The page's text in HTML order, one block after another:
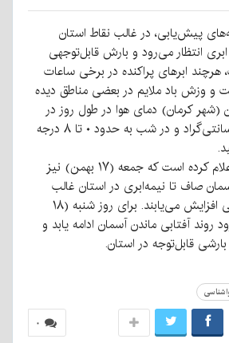
پیش‌یابی، در غالب نقاط استان
انتظار می‌رود و بارش قابل‌توجهی
ابرهای پراکنده در برخی ساعات
وزش باد ملایم در بعضی مناطق دیده
(شهر کرمان) دمای هوا در طول روز در
حدود ۱۴ تا ۱۹ درجه سانتی‌گراد و در شب به حدود ۰ تا ۸ درجه
هواشناسی همچنین اعلام کرده است که جمعه (۱۷ بهمن) نیز
صاف تا نیمه‌ابری در استان غالب
خواهد بود و دماها کمی افزایش می‌یابند. برای روز شنبه (۱۸
روند آفتابی ماندن آسمان ادامه یابد و
قابل‌توجه در استان.
۰